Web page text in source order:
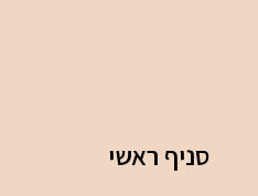
סניף ראשי